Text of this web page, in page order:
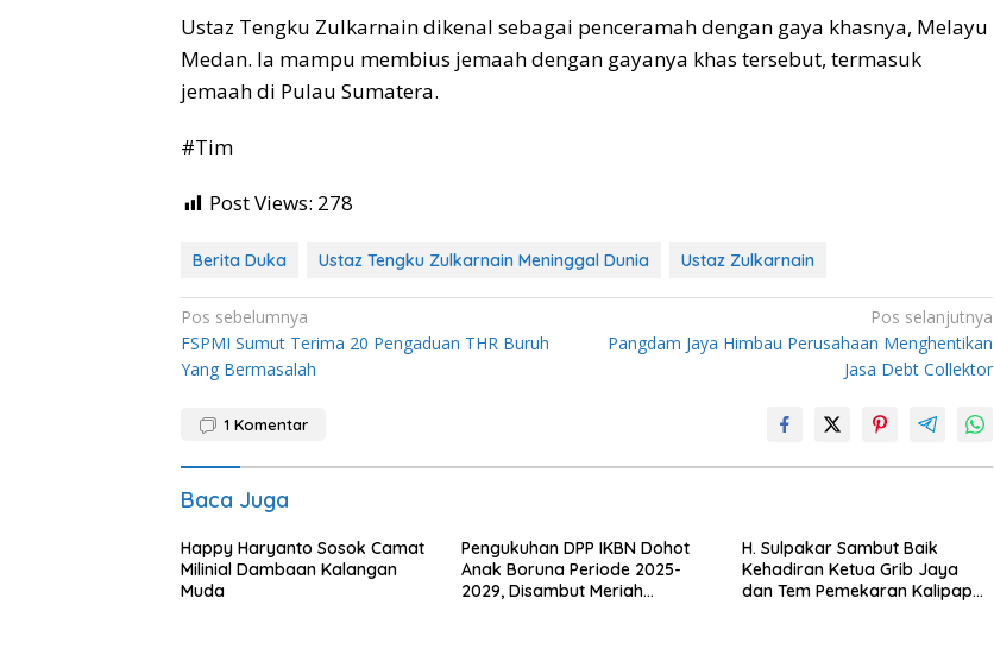
Ustaz Tengku Zulkarnain dikenal sebagai penceramah dengan gaya khasnya, Melayu
Medan. Ia mampu membius jemaah dengan gayanya khas tersebut, termasuk
jemaah di Pulau Sumatera.
#Tim
Post Views: 278
Berita Duka Ustaz Tengku Zulkarnain Meninggal Dunia Ustaz Zulkarnain
Navigasi
pos
Pos sebelumnya
FSPMI Sumut Terima 20 Pengaduan THR Buruh
Yang Bermasalah
Pos selanjutnya
Pangdam Jaya Himbau Perusahaan Menghentikan
Jasa Debt Collektor
1 Komentar
Baca Juga
Happy Haryanto Sosok Camat
Milinial Dambaan Kalangan
Muda
Pengukuhan DPP IKBN Dohot
Anak Boruna Periode 2025-
2029, Disambut Meriah
H. Sulpakar Sambut Baik
Kehadiran Ketua Grib Jaya
dan Tem Pemekaran Kalipapan